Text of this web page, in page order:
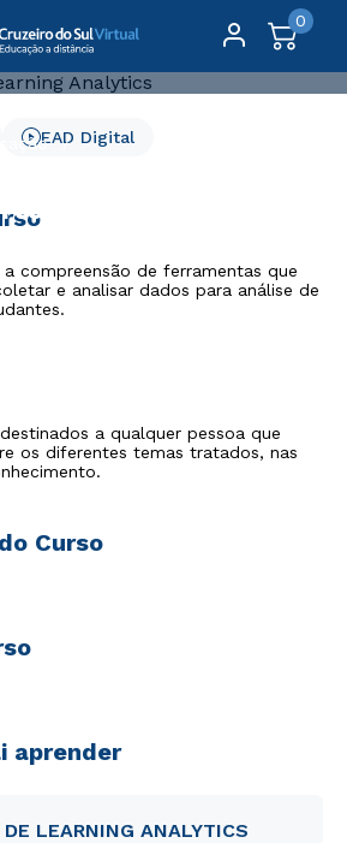
0
de Learning
EAD Digital
compreensão de ferramentas que
e analisar dados para análise de
a qualquer pessoa que
os diferentes temas tratados, nas
Curso
aprender
DE LEARNING ANALYTICS